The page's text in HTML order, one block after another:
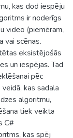
kas dod iespēju
ir noderīgs
video (piemēram,
vai scēnas.
eksistējošās
un iespējas. Tad
pēc
kas sadala
algoritmu,
tiek veikta
C#
kas spēj